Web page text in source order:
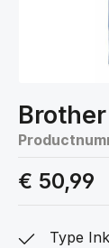
€ 50,99
Type